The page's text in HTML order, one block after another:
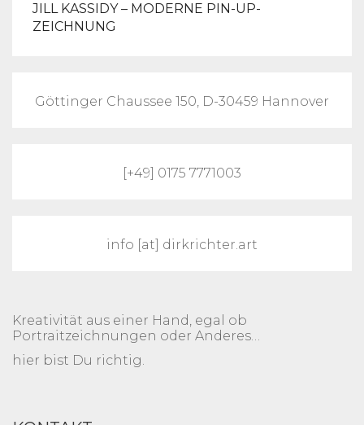
JILL KASSIDY – MODERNE PIN-UP-
ZEICHNUNG
Göttinger Chaussee 150, D-30459 Hannover
[+49] 0175 7771003
info [at] dirkrichter.art
Kreativität aus einer Hand, egal ob
Portraitzeichnungen oder Anderes…
hier bist Du richtig.